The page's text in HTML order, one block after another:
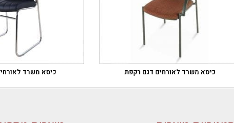
כיסא משרד לאורחים דגם רקפת כיסא משרד